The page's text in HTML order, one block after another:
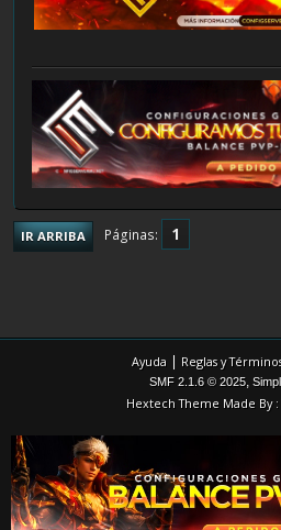
IR ARRIBA Páginas 1
Ayuda | Reglas y
SMF 2.1.6 © 2025,
Hextech Theme Made By